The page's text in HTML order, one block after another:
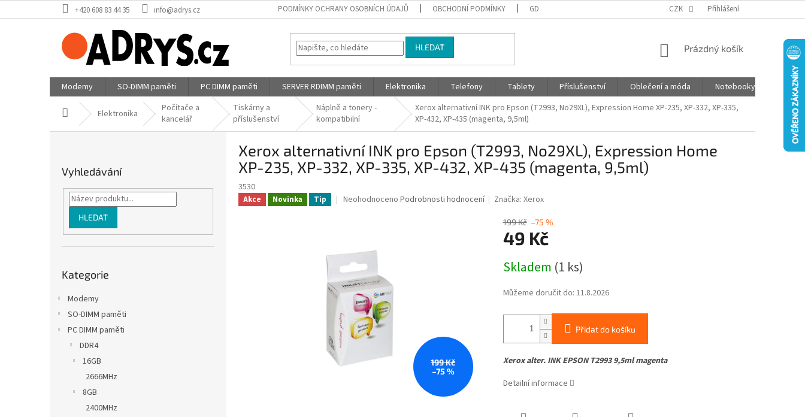
na
+420 608 83 44 35 info@adrys.cz PODMÍNKY OCHRANY OSOBNÍCH ÚDAJŮ OBCHODNÍ PODMÍNKY GDPR JAK NAKUPOVAT
CZK Přihlášení
HLEDAT
NÁKUPNÍ
Prázdný košík
Modemy SO-DIMM paměti PC DIMM paměti SERVER RDIMM paměti Elektronika Telefony Tablety Příslušenství Oblečení a móda Notebooky Foto
Domů Elektronika
Počítače a
kancelář
Tiskárny a
příslušenství
Náplně a tonery -
kompatibilní
Xerox alternativní INK pro Epson (T2993, No29XL), Expression Home XP-235, XP-332, XP-335,
XP-432, XP-435 (magenta, 9,5ml)
Vyhledávání
HLEDAT
kategorie
Kategorie
Modemy
SO-DIMM paměti
PC DIMM paměti
DDR4
16GB
2666MHz
8GB
2400MHz
Xerox alternativní INK pro Epson (T2993, No29XL), Expression Home
XP-235, XP-332, XP-335, XP-432, XP-435 (magenta, 9,5ml)
3530
Akce Novinka Tip
Průměrné
z
5
hvězdiček.
Neohodnoceno Podrobnosti hodnocení Značka:Xerox
199 Kč
–75 %
199 Kč –75 %
49 Kč
cena:
Skladem (1 ks)
Můžeme doručit do: 11.8.2026
Přidat do košíku
Xerox alter. INK EPSON T2993 9,5ml magenta
Detailní informace